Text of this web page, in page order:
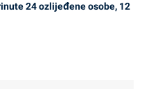
24 ozlijeđene osobe, 12